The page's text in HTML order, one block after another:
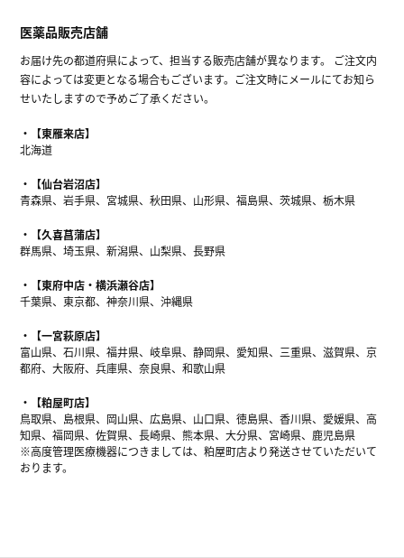
医薬品販売店舗
お届け先の都道府県によって、担当する販売店舗が異なります。 ご注文内
容によっては変更となる場合もございます。ご注文時にメールにてお知ら
せいたしますので予めご了承ください。
【東雁来店】
北海道
【仙台岩沼店】
青森県、岩手県、宮城県、秋田県、山形県、福島県、茨城県、栃木県
【久喜菖蒲店】
群馬県、埼玉県、新潟県、山梨県、長野県
【東府中店・横浜瀬谷店】
千葉県、東京都、神奈川県、沖縄県
【一宮萩原店】
富山県、石川県、福井県、岐阜県、静岡県、愛知県、三重県、滋賀県、京
都府、大阪府、兵庫県、奈良県、和歌山県
【粕屋町店】
鳥取県、島根県、岡山県、広島県、山口県、徳島県、香川県、愛媛県、高
知県、福岡県、佐賀県、長崎県、熊本県、大分県、宮崎県、鹿児島県
※高度管理医療機器につきましては、粕屋町店より発送させていただいて
おります。